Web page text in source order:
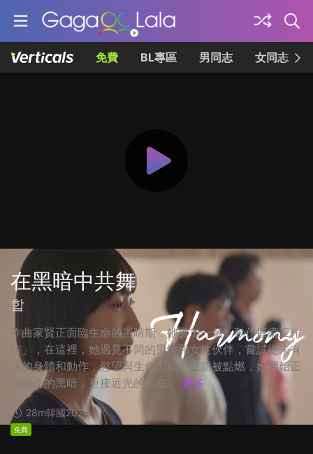
免費 BL專區 男同志 女同志
在黑暗中共舞
합
作曲家賢正面臨生命的黑暗期，她參加一個「動作療癒工作
坊」，在這裡，她遇見不同的男性和女性伙伴，嘗試從未有
過的身體和動作，慾望與生命力似乎重新被點燃，她開始正
視內心的黑暗，更接近光的存在。
更多
28m韓國2024
免費